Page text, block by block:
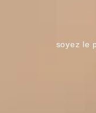
soyez le